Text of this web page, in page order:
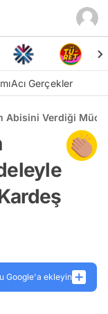
Acı Gerçekler
Abisini Verdiği
Google'a ekleyin